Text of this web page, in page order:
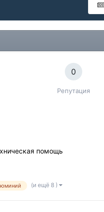
0
Репутация
помощь
(и ещё 8 )